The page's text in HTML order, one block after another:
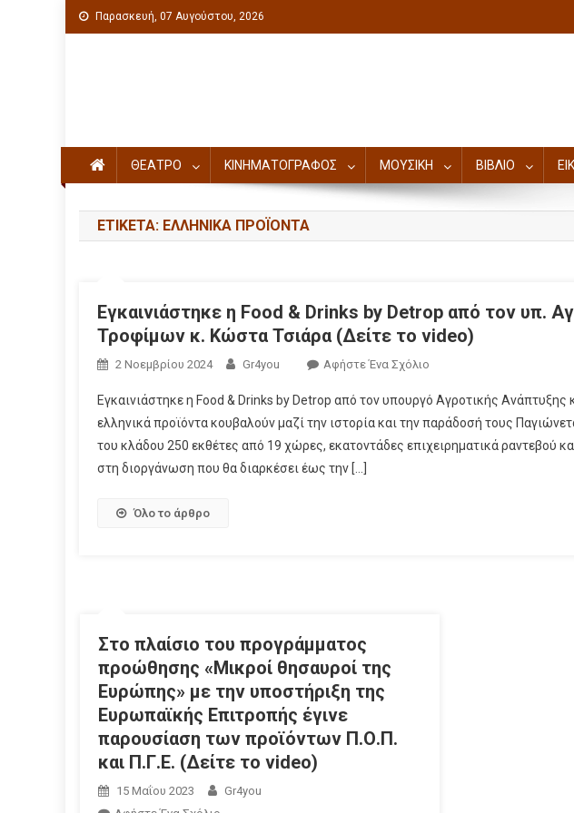
Παρασκευή, 07 Αυγούστου, 2026
ΘΕΑΤΡΟ ΚΙΝΗΜΑΤΟΓΡΑΦΟΣ ΜΟΥΣΙΚΗ ΒΙΒΛΙΟ
ΕΤΙΚΈΤΑ: ΕΛΛΗΝΙΚΆ ΠΡΟΪΌΝΤΑ
Εγκαινιάστηκε η Food & Drinks by Detrop από τον υπ.
Τροφίμων κ. Κώστα Τσιάρα (Δείτε το video)
2 Νοεμβρίου 2024 Gr4you Αφήστε Ένα Σχόλιο
Εγκαινιάστηκε η Food & Drinks by Detrop από τον υπουργό Αγροτικής
ελληνικά προϊόντα κουβαλούν μαζί την ιστορία και την παράδοσή τους
του κλάδου 250 εκθέτες από 19 χώρες, εκατοντάδες επιχειρηματικά
στη διοργάνωση που θα διαρκέσει έως την […]
Όλο το άρθρο
Στο πλαίσιο του προγράμματος
προώθησης «Μικροί θησαυροί της
Ευρώπης» με την υποστήριξη της
Ευρωπαϊκής Επιτροπής έγινε
παρουσίαση των προϊόντων Π.Ο.Π.
και Π.Γ.Ε. (Δείτε το video)
15 Μαΐου 2023
Gr4you